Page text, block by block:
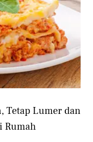
Tetap Lumer dan
Rumah